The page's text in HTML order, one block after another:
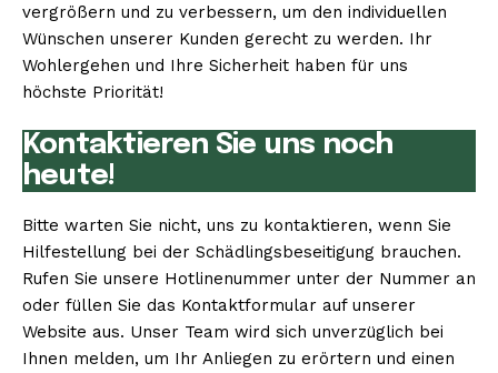
vergrößern und zu verbessern, um den individuellen
Wünschen unserer Kunden gerecht zu werden. Ihr
Wohlergehen und Ihre Sicherheit haben für uns
höchste Priorität!
Kontaktieren Sie uns noch
heute!
Bitte warten Sie nicht, uns zu kontaktieren, wenn Sie
Hilfestellung bei der Schädlingsbeseitigung brauchen.
Rufen Sie unsere Hotlinenummer unter der Nummer an
oder füllen Sie das Kontaktformular auf unserer
Website aus. Unser Team wird sich unverzüglich bei
Ihnen melden, um Ihr Anliegen zu erörtern und einen